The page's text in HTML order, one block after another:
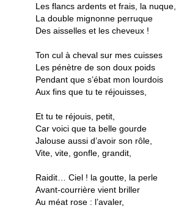
Les flancs ardents et frais, la nuque,
La double mignonne perruque
Des aisselles et les cheveux !
Ton cul à cheval sur mes cuisses
Les pénètre de son doux poids
Pendant que s’ébat mon lourdois
Aux fins que tu te réjouisses,
Et tu te réjouis, petit,
Car voici que ta belle gourde
Jalouse aussi d’avoir son rôle,
Vite, vite, gonfle, grandit,
Raidit… Ciel ! la goutte, la perle
Avant-courrière vient briller
Au méat rose : l’avaler,